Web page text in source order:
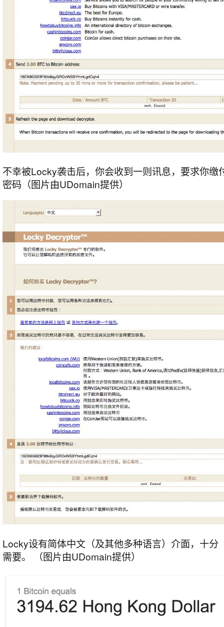
不幸被Locky袭击后，你会收到一则讯息，要求你缴
密码（图片由UDomain提供）
Locky设有简体中文（及其他多种语言）介面，十分
需要。 （图片由UDomain提供）